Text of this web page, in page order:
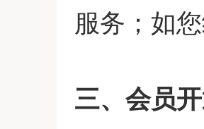
服务；如
三、会员